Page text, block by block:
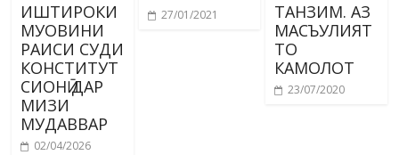
ИШТИРОКИ
МУОВИНИ
РАИСИ СУДИ
КОНСТИТУТ
СИОНӢ ДАР
МИЗИ
МУДАВВАР
02/04/2026
27/01/2021
ТАНЗИМ. АЗ
МАСЪУЛИЯТ
ТО
КАМОЛОТ
23/07/2020